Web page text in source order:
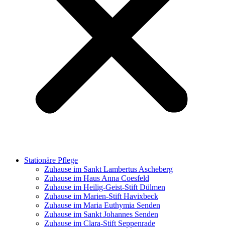
Stationäre Pflege
Zuhause im Sankt Lambertus Ascheberg
Zuhause im Haus Anna Coesfeld
Zuhause im Heilig-Geist-Stift Dülmen
Zuhause im Marien-Stift Havixbeck
Zuhause im Maria Euthymia Senden
Zuhause im Sankt Johannes Senden
Zuhause im Clara-Stift Seppenrade